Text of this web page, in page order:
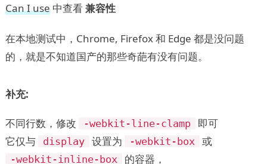
Can I use中查看兼容性
在本地测试中，Chrome, Firefox 和 Edge 都是没问题
的，就是不知道国产的那些奇葩有没有问题。
补充:
不同行数，修改 -webkit-line-clamp
即可
它仅与
display 设置为 -webkit-box 或
-webkit-inline-box
的容器，